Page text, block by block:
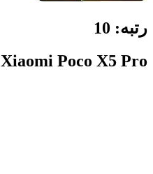
رتبه: 10
Xiaomi Poco X5 Pro